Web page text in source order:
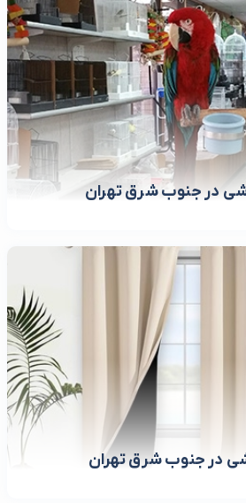
در جنوب شرق تهران
در جنوب شرق تهران